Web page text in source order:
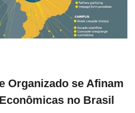
Organizado se Afinam
no Brasil